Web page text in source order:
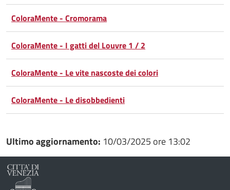
Facebook
su
Twitter
Condividi
su
Google
Plus
Condividi
su
Whatsapp
ColoraMente - Cromorama
ColoraMente - I gatti del Louvre 1 / 2
ColoraMente - Le vite nascoste dei colori
ColoraMente - Le disobbedienti
Ultimo aggiornamento: 10/03/2025 ore 13:02